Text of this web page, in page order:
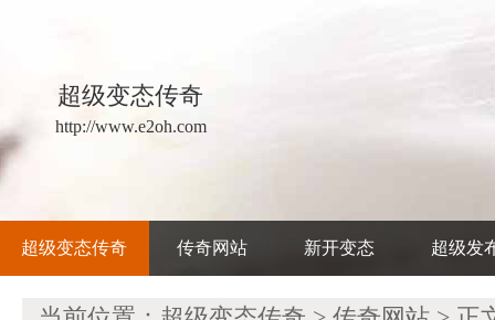
超级变态传奇
http://www.e2oh.com
超级变态传奇 传奇网站 新开变态 超级发